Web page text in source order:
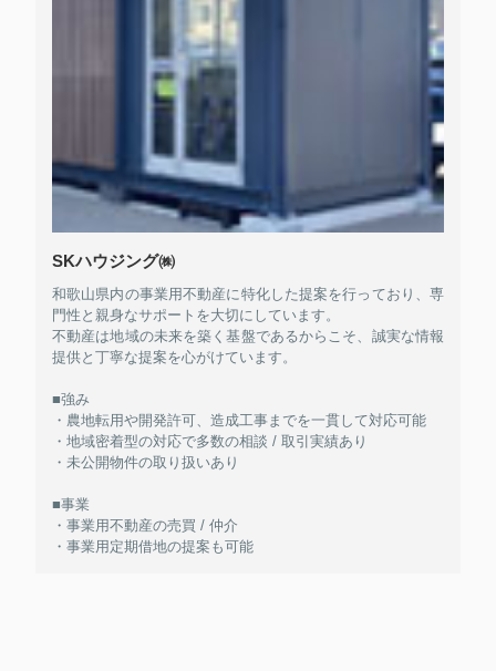
SKハウジング㈱
和歌山県内の事業用不動産に特化した提案を行っており、専
門性と親身なサポートを大切にしています。
不動産は地域の未来を築く基盤であるからこそ、誠実な情報
提供と丁寧な提案を心がけています。
■強み
・農地転用や開発許可、造成工事までを一貫して対応可能
・地域密着型の対応で多数の相談 / 取引実績あり
・未公開物件の取り扱いあり
■事業
・事業用不動産の売買 / 仲介
・事業用定期借地の提案も可能